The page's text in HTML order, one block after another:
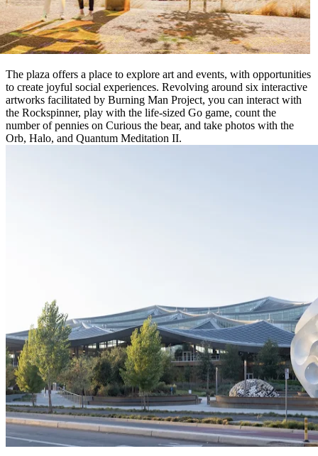
The plaza offers a place to explore art and events, with opportunities
to create joyful social experiences. Revolving around six interactive
artworks facilitated by Burning Man Project, you can interact with
the Rockspinner, play with the life-sized Go game, count the
number of pennies on Curious the bear, and take photos with the
Orb, Halo, and Quantum Meditation II.